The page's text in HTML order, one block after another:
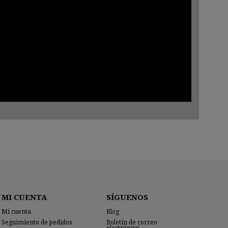
MI CUENTA
Mi cuenta
Seguimiento de pedidos
SÍGUENOS
Blog
Boletín de correo